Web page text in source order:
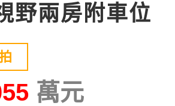
野兩房附車位